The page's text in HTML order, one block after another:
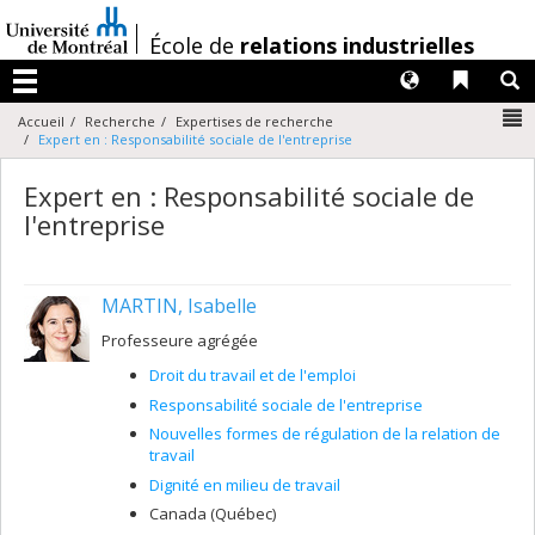
au
contenu
/École de relations industrielles
Menu
Liens
Langues
Accueil Recherche
Expertises de recherche
Expert en : Responsabilité sociale de l'entreprise
Expert en : Responsabilité sociale de
l'entreprise
MARTIN, Isabelle
Professeure agrégée
Droit du travail et de l'emploi
Responsabilité sociale de l'entreprise
Nouvelles formes de régulation de la relation de
travail
Dignité en milieu de travail
Canada (Québec)